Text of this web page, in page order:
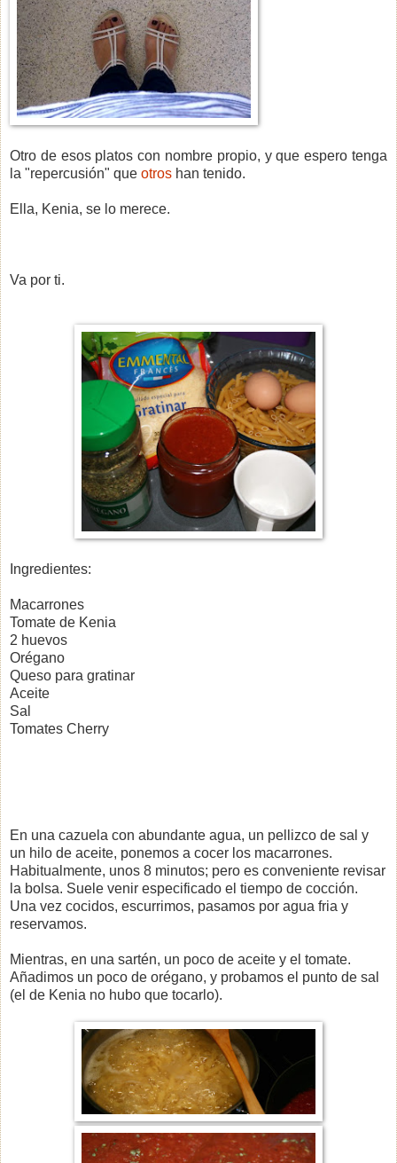
Otro de esos platos con nombre propio, y que espero tenga
la "repercusión" que otros han tenido.
Ella, Kenia, se lo merece.
Va por ti.
Ingredientes:
Macarrones
Tomate de Kenia
2 huevos
Orégano
Queso para gratinar
Aceite
Sal
Tomates Cherry
En una cazuela con abundante agua, un pellizco de sal y
un hilo de aceite, ponemos a cocer los macarrones.
Habitualmente, unos 8 minutos; pero es conveniente revisar
la bolsa. Suele venir especificado el tiempo de cocción.
Una vez cocidos, escurrimos, pasamos por agua fria y
reservamos.
Mientras, en una sartén, un poco de aceite y el tomate.
Añadimos un poco de orégano, y probamos el punto de sal
(el de Kenia no hubo que tocarlo).